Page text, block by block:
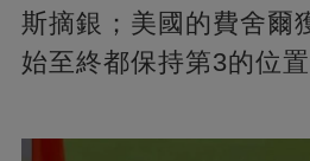
斯摘銀；美國的費舍爾
始至終都保持第3的位置